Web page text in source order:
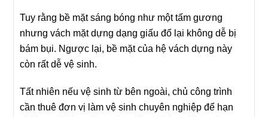
Tuy rằng bề mặt sáng bóng như một tấm gương
nhưng vách mặt dựng dạng giấu đố lại không dễ bị
bám bụi. Ngược lại, bề mặt của hệ vách dựng này
còn rất dễ vệ sinh.
Tất nhiên nếu vệ sinh từ bên ngoài, chủ công trình
cần thuê đơn vị làm vệ sinh chuyên nghiệp để hạn